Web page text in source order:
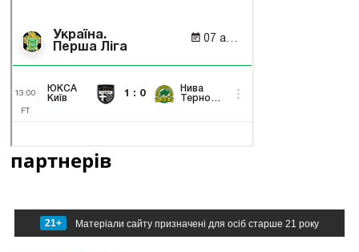
партнерів
21+ Матеріали сайту призначені для осіб старше 21 року